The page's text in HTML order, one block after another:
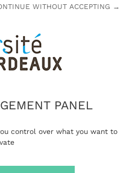
PANEL
control over what you want to
WITHOUT ACCEPTING →